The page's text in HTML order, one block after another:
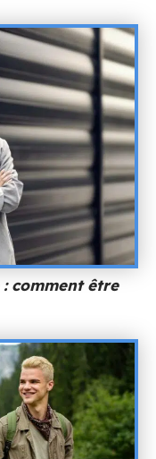
comment être